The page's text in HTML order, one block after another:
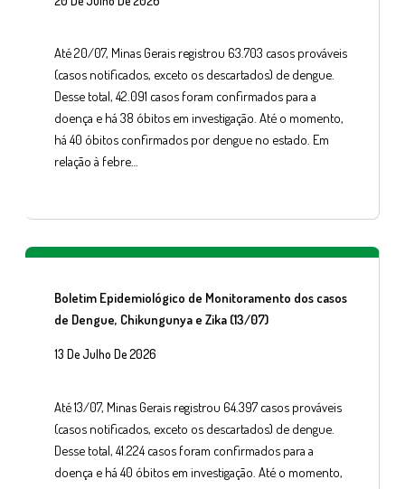
Até 20/07, Minas Gerais registrou 63.703 casos prováveis
(casos notificados, exceto os descartados) de dengue.
Desse total, 42.091 casos foram confirmados para a
doença e há 38 óbitos em investigação. Até o momento,
há 40 óbitos confirmados por dengue no estado. Em
relação à febre…
Boletim Epidemiológico de Monitoramento dos casos
de Dengue, Chikungunya e Zika (13/07)
13 De Julho De 2026
Até 13/07, Minas Gerais registrou 64.397 casos prováveis
(casos notificados, exceto os descartados) de dengue.
Desse total, 41.224 casos foram confirmados para a
doença e há 40 óbitos em investigação. Até o momento,